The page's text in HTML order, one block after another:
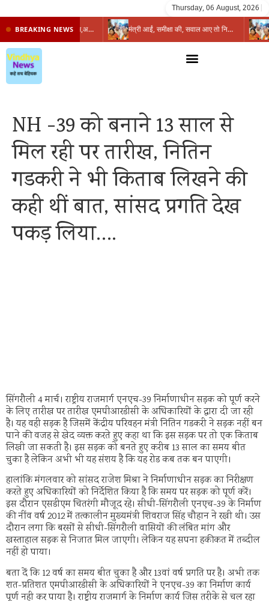
Thursday, 06 August, 2026
BREAKING NEWS प्रभारी मंत्री के निशाने पर नगर निगम,अफसरों को 10 दिन का अल्टीमेटम,नहीं होगी कार्रवाई, महापौर-आयुक्त के बीच सौहार्दहीनता पर मंत्री ने उठाए सवाल मंत्री आईं, समीक्षा की, सवाल आए तो निकल गईं – खाली जयंत चौंकीं पर नहीं दिया जवाब
NH -39 को बनाने 13 साल से
मिल रही पर तारीख, नितिन
गडकरी ने भी किताब लिखने की
कही थीं बात, सांसद प्रगति देख
पकड़ लिया….
सिंगरौली 4 मार्च। राष्ट्रीय राजमार्ग एनएच-39 निर्माणाधीन सड़क को पूर्ण करने
के लिए तारीख पर तारीख एमपीआरडीसी के अधिकारियों के द्वारा दी जा रही
है। यह वही सड़क है जिसमें केंद्रीय परिवहन मंत्री नितिन गडकरी ने सड़क नहीं बन
पाने की वजह से खेद व्यक्त करते हुए कहा था कि इस सड़क पर तो एक किताब
लिखी जा सकती है। इस सड़क को बनते हुए करीब 13 साल का समय बीत
चुका है लेकिन अभी भी यह संशय है कि यह रोड कब तक बन पाएगी।
हालांकि मंगलवार को सांसद राजेश मिश्रा ने निर्माणाधीन सड़क का निरीक्षण
करते हुए अधिकारियों को निर्देशित किया है कि समय पर सड़क को पूर्ण करें।
इस दौरान एसडीएम चितरंगी मौजूद रहे। सीधी-सिंगरौली एनएच-39 के निर्माण
की नींव वर्ष 2012 में तत्कालीन मुख्यमंत्री शिवराज सिंह चौहान ने रखी थी। उस
दौरान लगा कि बरसों से सीधी-सिंगरौली वासियों की लंबित मांग और
खस्ताहाल सड़क से निजात मिल जाएगी। लेकिन यह सपना हकीकत में तब्दील
नहीं हो पाया।
बता दें कि 12 वर्ष का समय बीत चुका है और 13वां वर्ष प्रगति पर है। अभी तक
शत-प्रतिशत एमपीआरडीसी के अधिकारियों ने एनएच-39 का निर्माण कार्य
पूर्ण नही कर पाया है। राष्ट्रीय राजमार्ग के निर्माण कार्य जिस तरीके से चल रहा